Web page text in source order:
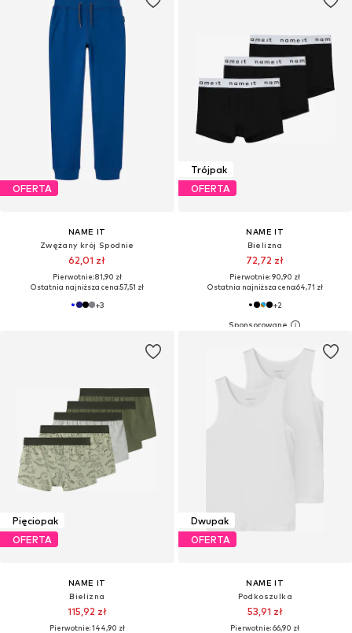
OFERTA
NAME IT
Zwężany krój Spodnie
62,01 zł
Pierwotnie: 81,90 zł
Ostatnia najniższa cena:57,51 zł
+3
Trójpak
OFERTA
NAME IT
Bielizna
72,72 zł
Pierwotnie: 90,90 zł
Ostatnia najniższa cena:64,71 zł
+2
Pięciopak
OFERTA
NAME IT
Bielizna
115,92 zł
Pierwotnie: 144,90 zł
Dwupak
OFERTA
NAME IT
Podkoszulka
53,91 zł
Pierwotnie: 66,90 zł